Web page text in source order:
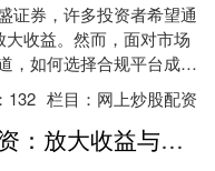
证券，许多投资者希望通
收益。然而，面对市场
，如何选择合规平台成为
系统盘点当前主流的合规
132 栏目： 网上炒股配资
股票杠杆投资：放大收益与风险双刃剑